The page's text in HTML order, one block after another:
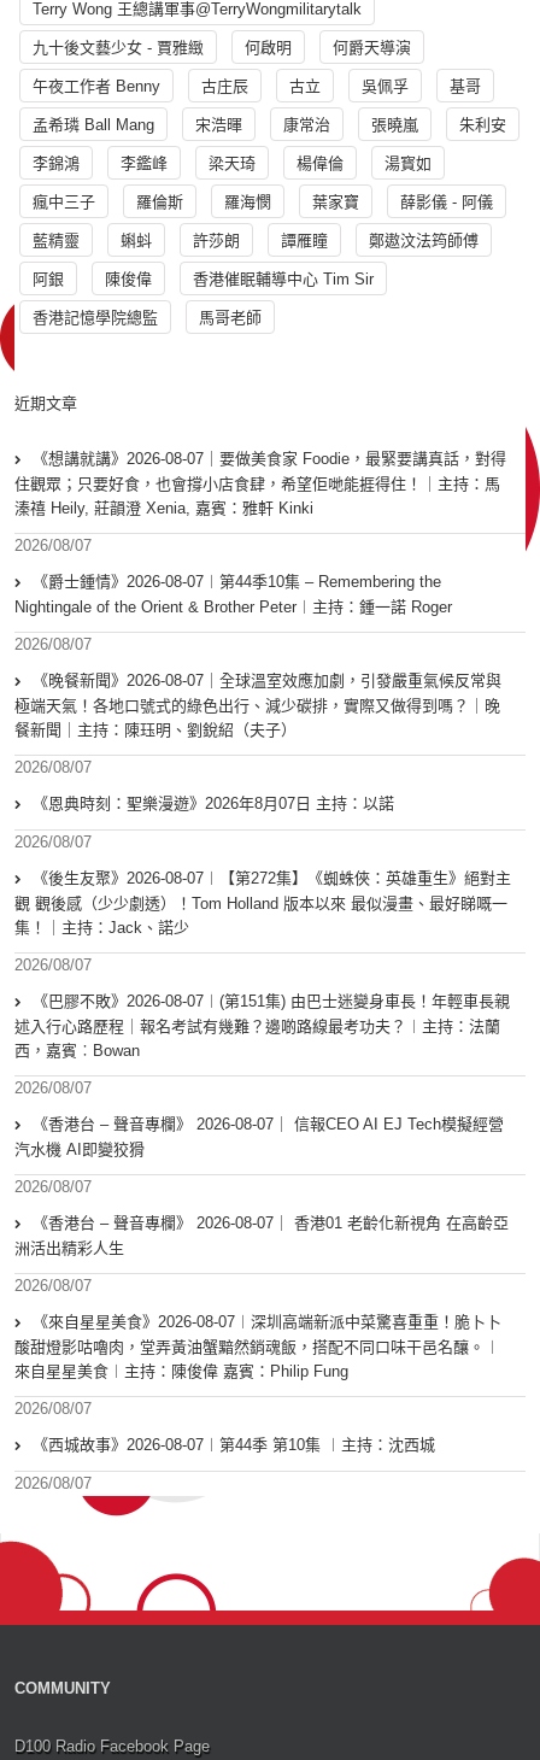
Terry Wong 王總講軍事@TerryWongmilitarytalk
九十後文藝少女 - 賈雅緻 何啟明 何爵天導演
午夜工作者 Benny 古庄辰 古立 吳佩孚 基哥
孟希璘 Ball Mang 宋浩暉 康常治 張曉嵐 朱利安
李錦鴻 李鑑峰 梁天琦 楊偉倫 湯寳如
瘋中三子 羅倫斯 羅海憫 葉家寶 薛影儀 - 阿儀
藍精靈 蝌蚪 許莎朗 譚雁瞳 鄭遨汶法筠師傅
阿銀 陳俊偉 香港催眠輔導中心 Tim Sir
香港記憶學院總監 馬哥老師
近期文章
《想講就講》2026-08-07｜要做美食家 Foodie，最緊要講真話，對得
住觀眾；只要好食，也會撐小店食肆，希望佢哋能捱得住！｜主持：馬
溱禧 Heily, 莊韻澄 Xenia, 嘉賓：雅軒 Kinki
2026/08/07
《爵士鍾情》2026-08-07︱第44季10集 – Remembering the
Nightingale of the Orient & Brother Peter︱主持：鍾一諾 Roger
2026/08/07
《晚餐新聞》2026-08-07｜全球溫室效應加劇，引發嚴重氣候反常與
極端天氣！各地口號式的綠色出行、減少碳排，實際又做得到嗎？｜晚
餐新聞｜主持：陳珏明、劉銳紹（夫子）
2026/08/07
《恩典時刻：聖樂漫遊》2026年8月07日 主持：以諾
2026/08/07
《後生友聚》2026-08-07︱【第272集】《蜘蛛俠：英雄重生》絕對主
觀 觀後感（少少劇透）！Tom Holland 版本以來 最似漫畫、最好睇嘅一
集！｜主持：Jack、諾少
2026/08/07
《巴膠不敗》2026-08-07︱(第151集) 由巴士迷變身車長！年輕車長親
述入行心路歷程｜報名考試有幾難？邊啲路線最考功夫？︱主持：法蘭
西，嘉賓︰Bowan
2026/08/07
《香港台 – 聲音專欄》 2026-08-07｜ 信報CEO AI EJ Tech模擬經營
汽水機 AI即變狡猾
2026/08/07
《香港台 – 聲音專欄》 2026-08-07｜ 香港01 老齡化新視角 在高齡亞
洲活出精彩人生
2026/08/07
《來自星星美食》2026-08-07︱深圳高端新派中菜驚喜重重！脆卜卜
酸甜燈影咕嚕肉，堂弄黃油蟹黯然銷魂飯，搭配不同口味干邑名釀。︱
來自星星美食︱主持：陳俊偉 嘉賓：Philip Fung
2026/08/07
《西城故事》2026-08-07︱第44季 第10集 ︱主持：沈西城
2026/08/07
COMMUNITY
D100 Radio Facebook Page